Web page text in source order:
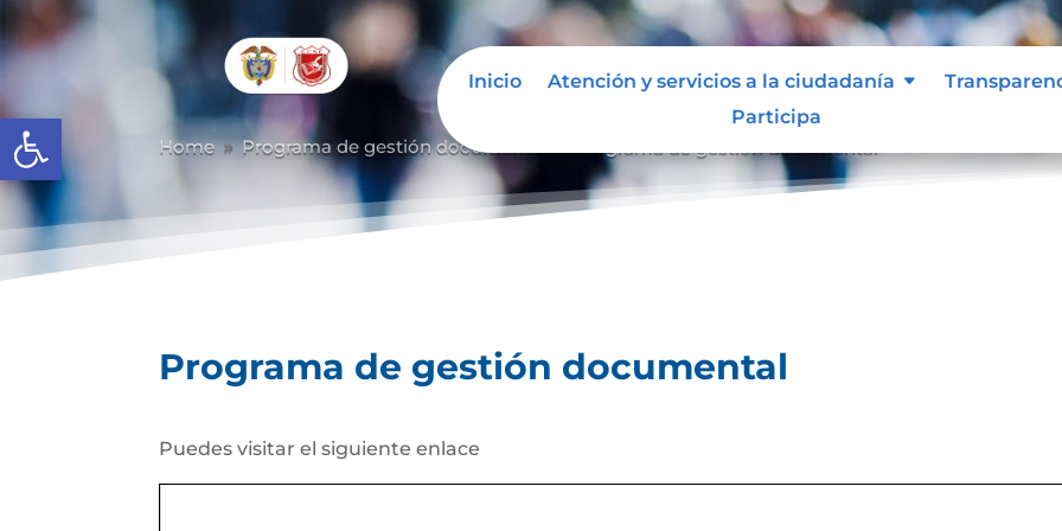
Abrir barra de herramientas
Inicio Atención y servicios a la ciudadanía
Participa
Home 9 Programa de gestión documental
Programa de gestión documental
Puedes visitar el siguiente enlace